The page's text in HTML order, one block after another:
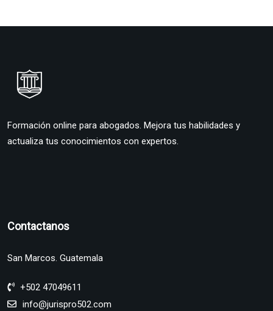
Formación online para abogados. Mejora tus habilidades y
actualiza tus conocimientos con expertos.
Contactanos
San Marcos. Guatemala
+502 47049611
info@jurispro502.com